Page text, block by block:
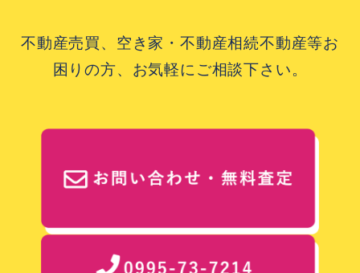
不動産売買、空き家・不動産相続不動産等お
困りの方、お気軽にご相談下さい。